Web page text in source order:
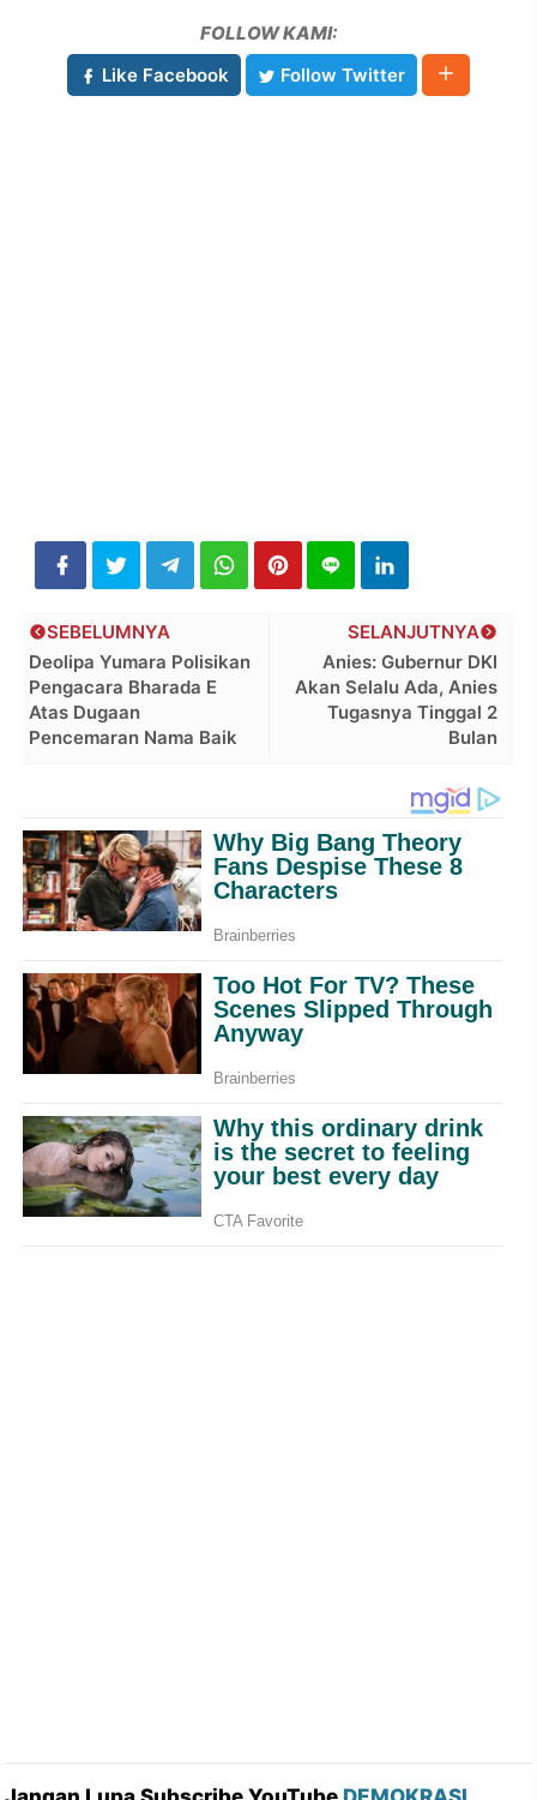
FOLLOW KAMI:
Like Facebook
Follow Twitter
SELANJUTNYA
Anies: Gubernur DKI
Akan Selalu Ada, Anies
Tugasnya Tinggal 2
Bulan
SEBELUMNYA
Deolipa Yumara Polisikan
Pengacara Bharada E
Atas Dugaan
Pencemaran Nama Baik